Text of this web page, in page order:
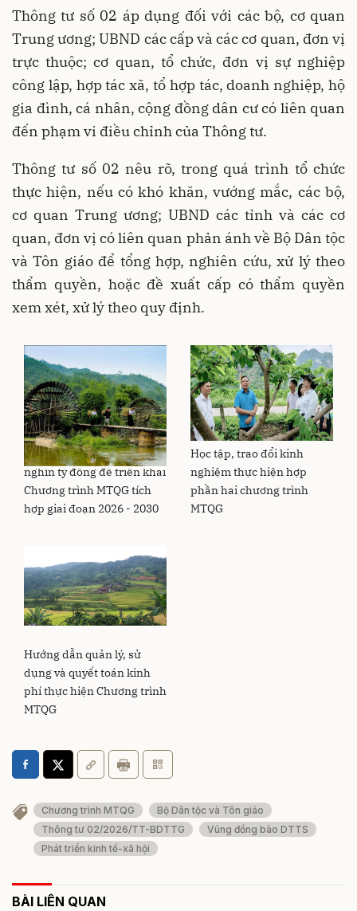
Thông tư số 02 áp dụng đối với các bộ, cơ quan
Trung ương; UBND các cấp và các cơ quan, đơn vị
trực thuộc; cơ quan, tổ chức, đơn vị sự nghiệp
công lập, hợp tác xã, tổ hợp tác, doanh nghiệp, hộ
gia đình, cá nhân, cộng đồng dân cư có liên quan
đến phạm vi điều chỉnh của Thông tư.
Thông tư số 02 nêu rõ, trong quá trình tổ chức
thực hiện, nếu có khó khăn, vướng mắc, các bộ,
cơ quan Trung ương; UBND các tỉnh và các cơ
quan, đơn vị có liên quan phản ánh về Bộ Dân tộc
và Tôn giáo để tổng hợp, nghiên cứu, xử lý theo
thẩm quyền, hoặc đề xuất cấp có thẩm quyền
xem xét, xử lý theo quy định.
Thanh Hóa cần hơn 29,1
nghìn tỷ đồng để triển khai
Chương trình MTQG tích
hợp giai đoạn 2026 - 2030
Học tập, trao đổi kinh
nghiệm thực hiện hợp
phần hai chương trình
MTQG
Hướng dẫn quản lý, sử
dụng và quyết toán kinh
phí thực hiện Chương trình
MTQG
Chương trình MTQG
Bộ Dân tộc và Tôn giáo
Thông tư 02/2026/TT-BDTTG
Vùng đồng bào DTTS
Phát triển kinh tế-xã hội
BÀI LIÊN QUAN